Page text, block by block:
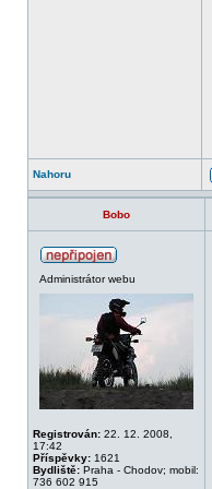
Nahoru
Bobo
Administrátor webu
Registrován: 22. 12. 2008,
17:42
Příspěvky: 1621
Bydliště: Praha - Chodov; mobil:
736 602 915